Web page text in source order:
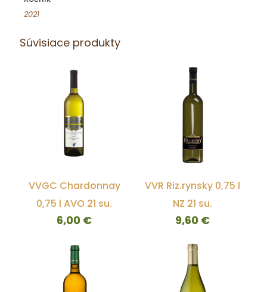
2021
Súvisiace produkty
VVGC Chardonnay
0,75 l AVO 21 su.
6,00 €
VVR Riz.rynsky 0,75 l
NZ 21 su.
9,60 €